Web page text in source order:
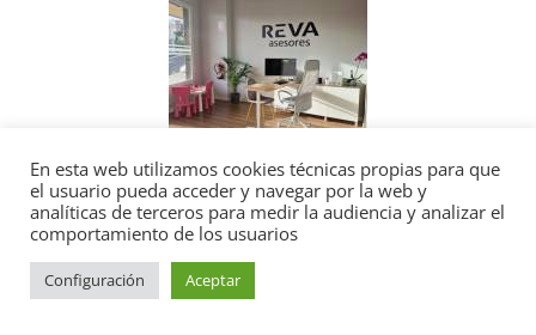
Reva Asesores
5
En esta web utilizamos cookies técnicas propias para que
el usuario pueda acceder y navegar por la web y
analíticas de terceros para medir la audiencia y analizar el
comportamiento de los usuarios
Configuración Aceptar